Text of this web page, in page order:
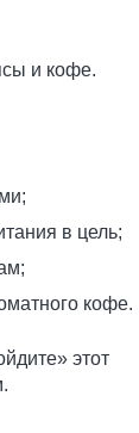
и кофе.
в цель;
кофе.
этот